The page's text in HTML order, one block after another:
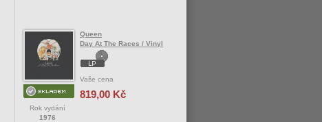
Rok vydání
1976
Queen
Day At The Races / Vinyl
Vaše cena
819,00 Kč